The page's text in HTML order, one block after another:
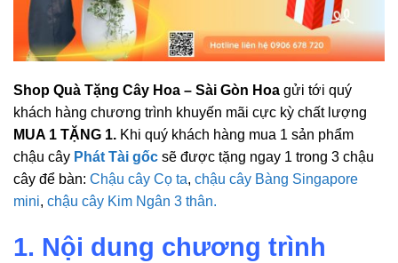
Shop Quà Tặng Cây Hoa – Sài Gòn Hoa gửi tới quý
khách hàng chương trình khuyến mãi cực kỳ chất lượng
MUA 1 TẶNG 1. Khi quý khách hàng mua 1 sản phẩm
chậu cây Phát Tài gốc sẽ được tặng ngay 1 trong 3 chậu
cây để bàn: Chậu cây Cọ ta, chậu cây Bàng Singapore
mini, chậu cây Kim Ngân 3 thân.
1. Nội dung chương trình